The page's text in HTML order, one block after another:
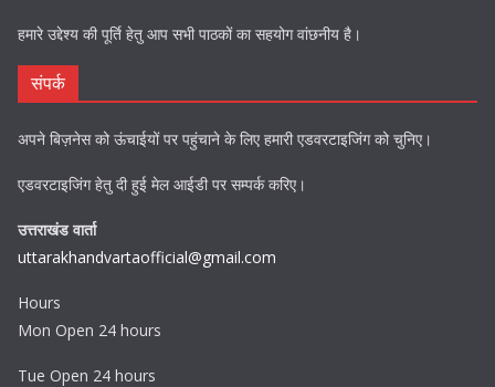
हमारे उद्देश्य की पूर्ति हेतु आप सभी पाठकों का सहयोग वांछनीय है।
संपर्क
अपने बिज़नेस को ऊंचाईयों पर पहुंचाने के लिए हमारी एडवरटाइजिंग को चुनिए।
एडवरटाइजिंग हेतु दी हुई मेल आईडी पर सम्पर्क करिए।
उत्तराखंड वार्ता
uttarakhandvartaofficial@gmail.com
Hours
Mon Open 24 hours
Tue Open 24 hours